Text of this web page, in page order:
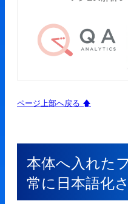
ページ上部へ戻る 🡅
本体へ入れた
常に日本語化